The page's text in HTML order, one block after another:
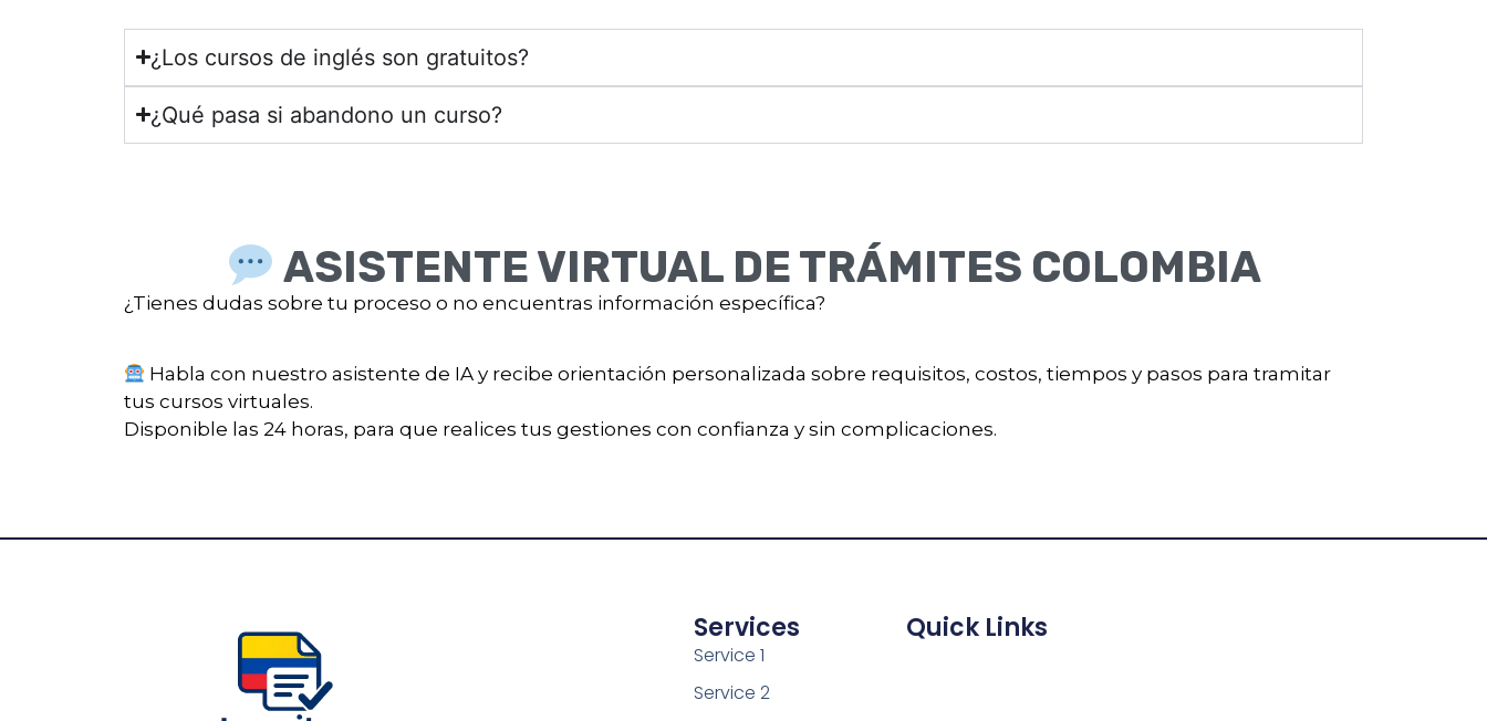
¿Los cursos de inglés son gratuitos?
¿Qué pasa si abandono un curso?
ASISTENTE VIRTUAL DE TRÁMITES COLOMBIA
¿Tienes dudas sobre tu proceso o no encuentras información específica?
Habla con nuestro asistente de IA y recibe orientación personalizada sobre requisitos, costos, tiempos y pasos para tramitar
tus cursos virtuales.
Disponible las 24 horas, para que realices tus gestiones con confianza y sin complicaciones.
Services
Service 1
Service 2
Quick Links